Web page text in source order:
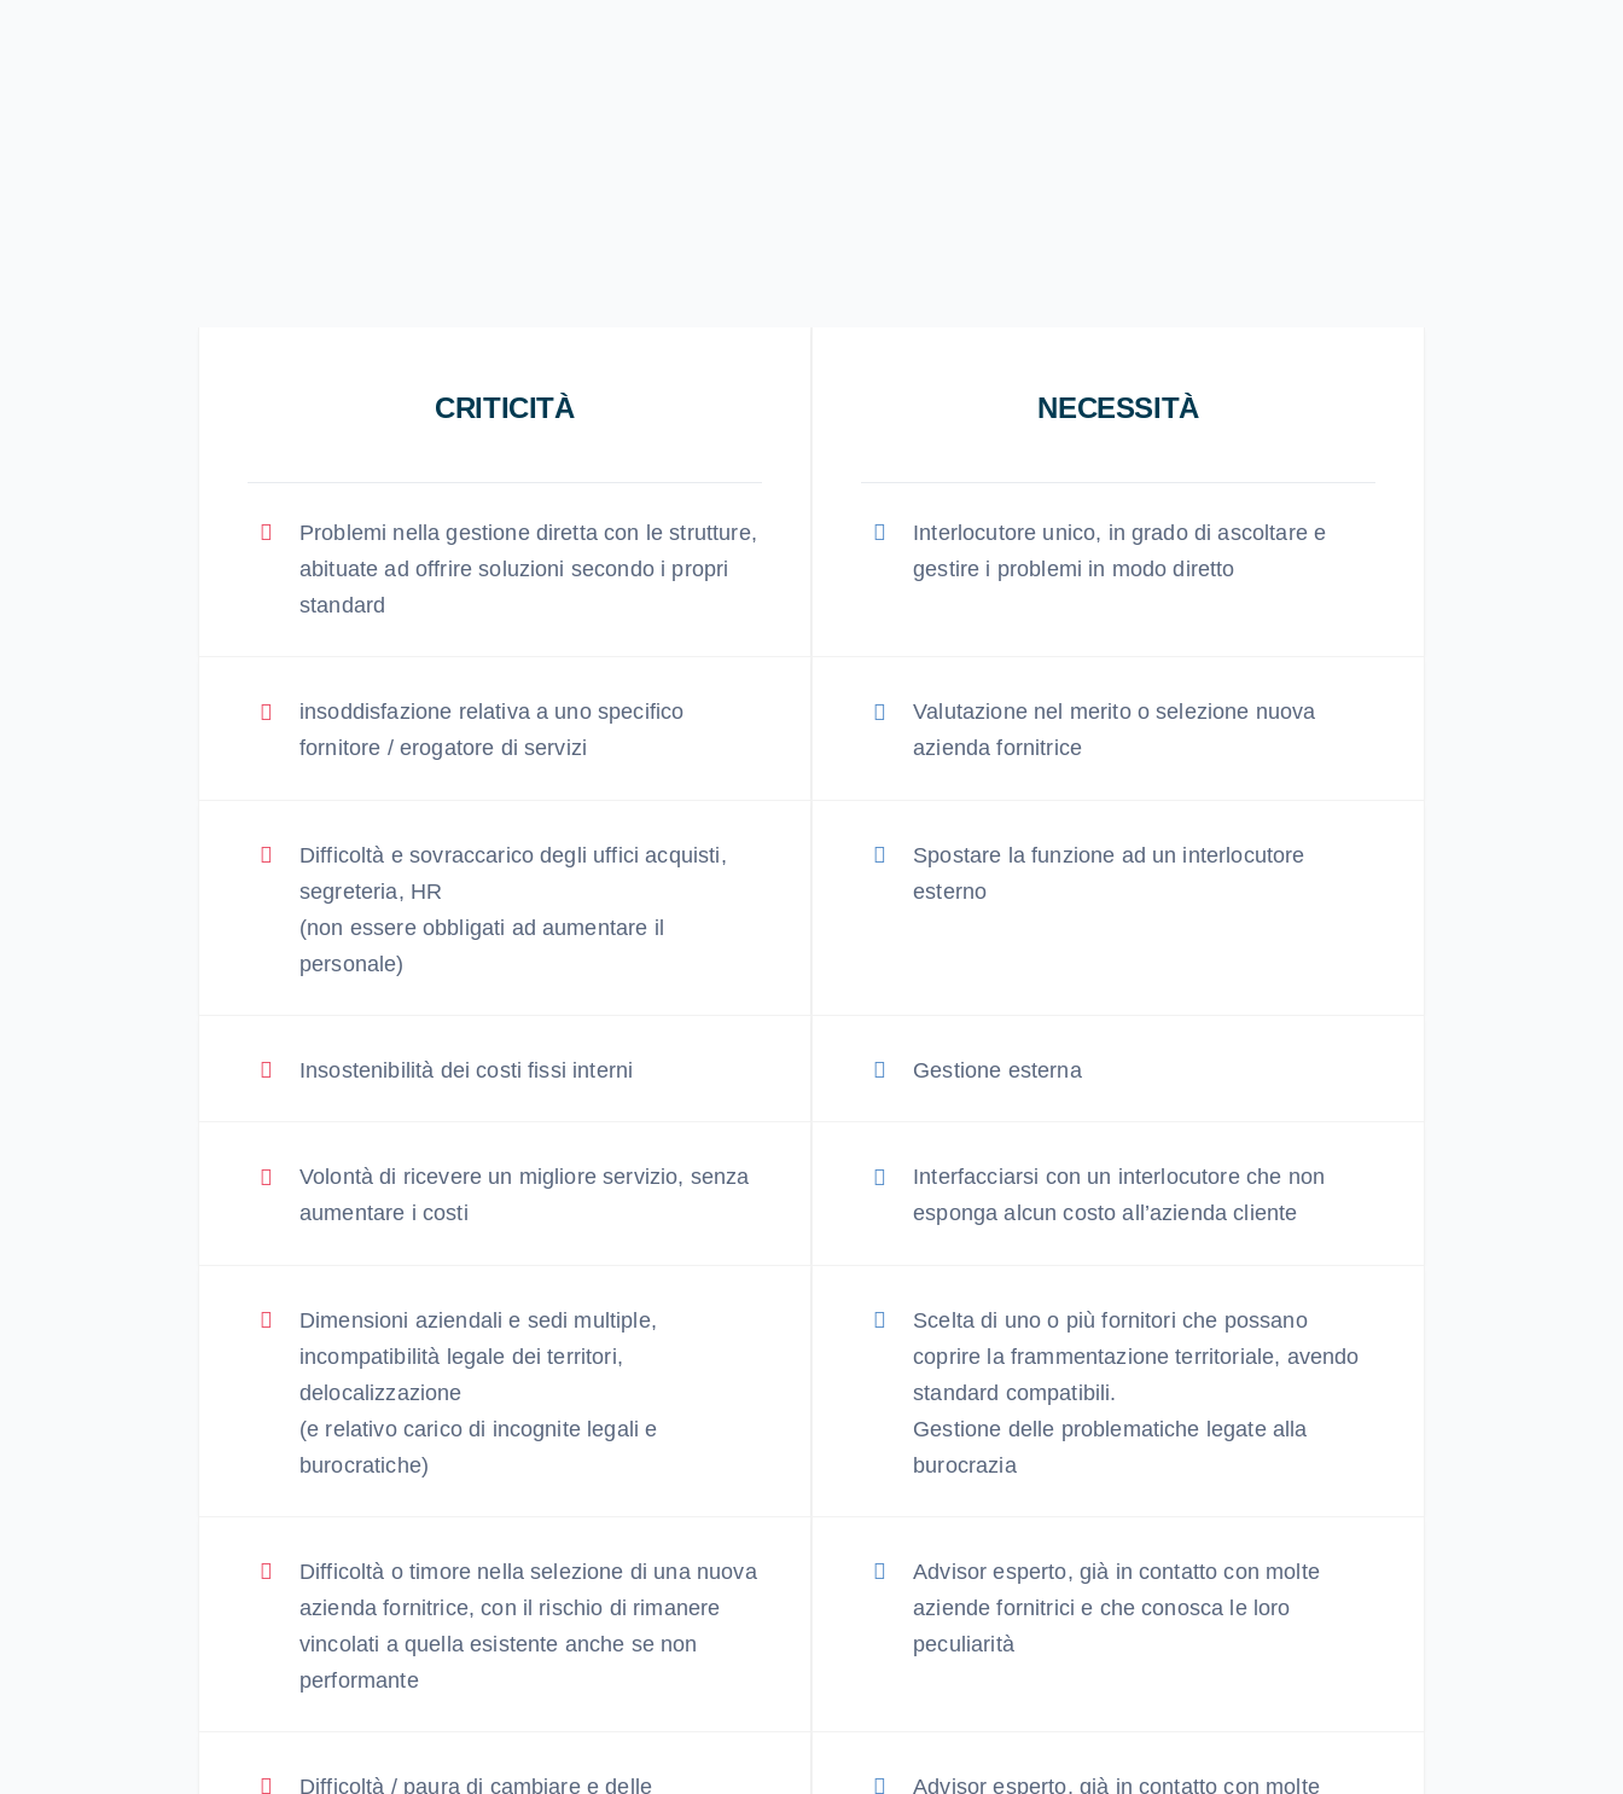
CRITICITÀ
Problemi nella gestione diretta con le strutture,
abituate ad offrire soluzioni secondo i propri
standard
NECESSITÀ
Interlocutore unico, in grado di ascoltare e
gestire i problemi in modo diretto
insoddisfazione relativa a uno specifico
fornitore / erogatore di servizi
Valutazione nel merito o selezione nuova
azienda fornitrice
Difficoltà e sovraccarico degli uffici acquisti,
segreteria, HR
(non essere obbligati ad aumentare il
personale)
Spostare la funzione ad un interlocutore
esterno
Insostenibilità dei costi fissi interni Gestione esterna
Volontà di ricevere un migliore servizio, senza
aumentare i costi
Interfacciarsi con un interlocutore che non
esponga alcun costo all’azienda cliente
Dimensioni aziendali e sedi multiple,
incompatibilità legale dei territori,
delocalizzazione
(e relativo carico di incognite legali e
burocratiche)
Scelta di uno o più fornitori che possano
coprire la frammentazione territoriale, avendo
standard compatibili.
Gestione delle problematiche legate alla
burocrazia
Difficoltà o timore nella selezione di una nuova
azienda fornitrice, con il rischio di rimanere
vincolati a quella esistente anche se non
performante
Advisor esperto, già in contatto con molte
aziende fornitrici e che conosca le loro
peculiarità
Difficoltà / paura di cambiare e delle Advisor esperto, già in contatto con molte